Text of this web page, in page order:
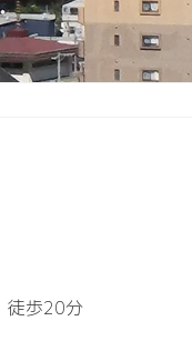
徒歩20分